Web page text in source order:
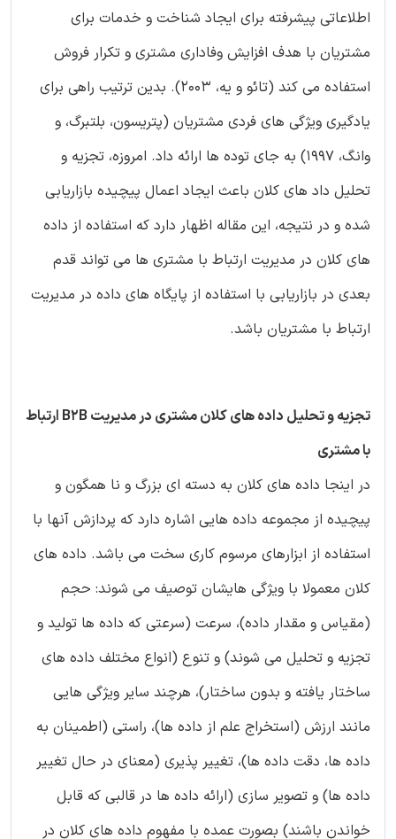
اطلاعاتی پیشرفته برای ایجاد شناخت و خدمات برای
مشتریان با هدف افزایش وفاداری مشتری و تکرار فروش
استفاده می کند (تائو و یه، 2003). بدین ترتیب راهی برای
یادگیری ویژگی های فردی مشتریان (پتریسون، بلتبرگ، و
وانگ، 1997) به جای توده ها ارائه داد. امروزه، تجزیه و
تحلیل داد های کلان باعث ایجاد اعمال پیچیده بازاریابی
شده و در نتیجه، این مقاله اظهار دارد که استفاده از داده
های کلان در مدیریت ارتباط با مشتری ها می تواند قدم
بعدی در بازاریابی با استفاده از پایگاه های داده در مدیریت
ارتباط با مشتریان باشد.
تجزیه و تحلیل داده های کلان مشتری در مدیریت B2B ارتباط
با مشتری
در اینجا داده های کلان به دسته ای بزرگ و نا همگون و
پیچیده از مجموعه داده هایی اشاره دارد که پردازش آنها با
استفاده از ابزارهای مرسوم کاری سخت می باشد. داده های
کلان معمولا با ویژگی هایشان توصیف می شوند: حجم
(مقیاس و مقدار داده)، سرعت (سرعتی که داده ها تولید و
تجزیه و تحلیل می شوند) و تنوع (انواع مختلف داده های
ساختار یافته و بدون ساختار)، هرچند سایر ویژگی هایی
مانند ارزش (استخراج علم از داده ها)، راستی (اطمینان به
داده ها، دقت داده ها)، تغییر پذیری (معنای در حال تغییر
داده ها) و تصویر سازی (ارائه داده ها در قالبی که قابل
خواندن باشند) بصورت عمده با مفهوم داده های کلان در